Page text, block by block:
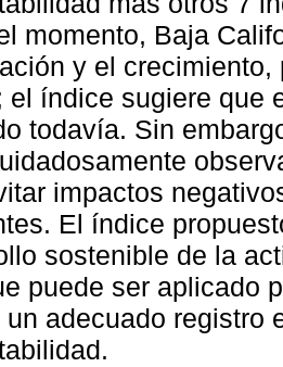
momento, Baja
y el
el índice sugiere que
todavía. Sin
impactos
El índice
sostenible de la
puede ser aplicado
un adecuado registro